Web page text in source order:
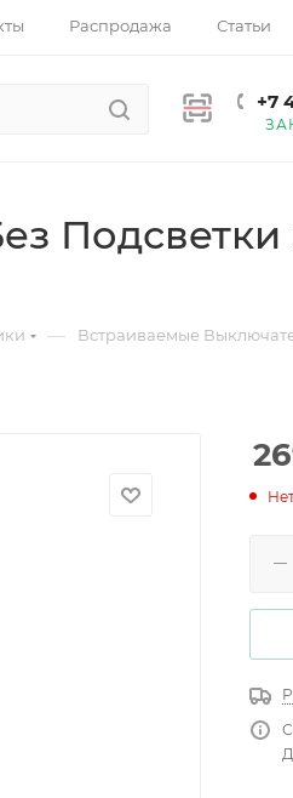
Распродажа Статьи
+7
Подсветки
— Встраиваемые